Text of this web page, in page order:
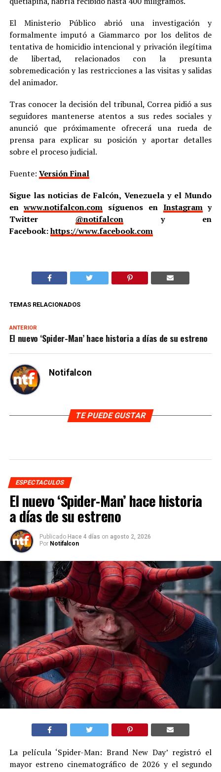
El Ministerio Público abrió una investigación y
formalmente imputó a Giammarco por los delitos de
tentativa de homicidio intencional y privación ilegítima
de libertad, relacionados con la presunta
sobremedicación y las restricciones a las visitas y salidas
del animador.
Tras conocer la decisión del tribunal, Correa pidió a sus
seguidores mantenerse atentos a sus redes sociales y
anunció que próximamente ofrecerá una rueda de
prensa para explicar su posición y aportar detalles
sobre el proceso judicial.
Fuente: Versión Final
Sigue las noticias de Falcón, Venezuela y el Mundo
enwww.notifalcon.com síguenos en Instagramy
Twitter @notifalcony en
Facebook:https://www.facebook.com
TEMAS RELACIONADOS
ANTERIOR
El nuevo ‘Spider-Man’ hace historia a días de su estreno
Notifalcon
TE PUEDE GUSTAR
ESPECTACULOS
El nuevo ‘Spider-Man’ hace historia
a días de su estreno
Publicado Hace 4 días on agosto 2, 2026
Por Notifalcon
La película ‘Spider-Man: Brand New Day’ registró el
mayor estreno cinematográfico de 2026 y el segundo